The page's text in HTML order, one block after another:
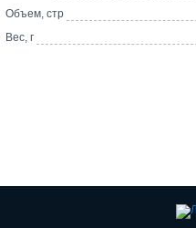
Объем, стр
Вес, г